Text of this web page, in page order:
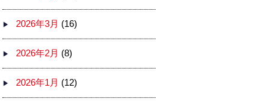
2026年3月 (16)
2026年2月 (8)
2026年1月 (12)